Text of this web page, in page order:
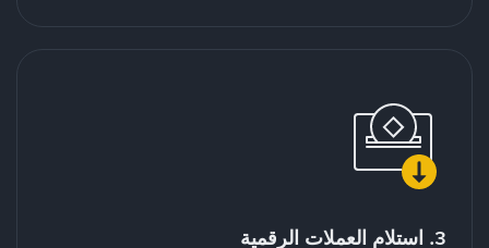
3. استلام العملات الرقمية